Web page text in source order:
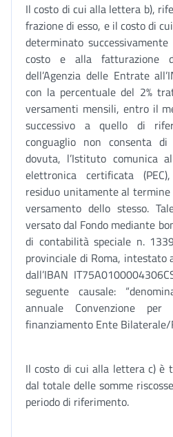
Il costo di cui alla lettera b),
frazione di esso, e il costo di
determinato
costo e alla fatturazione
dell’Agenzia delle Entrate
con la percentuale del 2%
versamenti mensili, entro il
successivo a quello di
conguaglio non consenta
dovuta, l’Istituto comunica
elettronica certificata
residuo unitamente al
versamento dello stesso.
versato dal Fondo mediante
di contabilità speciale n.
provinciale di Roma, intestato
dall’IBAN
seguente causale:
annuale Convenzione
finanziamento Ente Bilaterale/
Il costo di cui alla lettera c) è
dal totale delle somme
periodo di riferimento.